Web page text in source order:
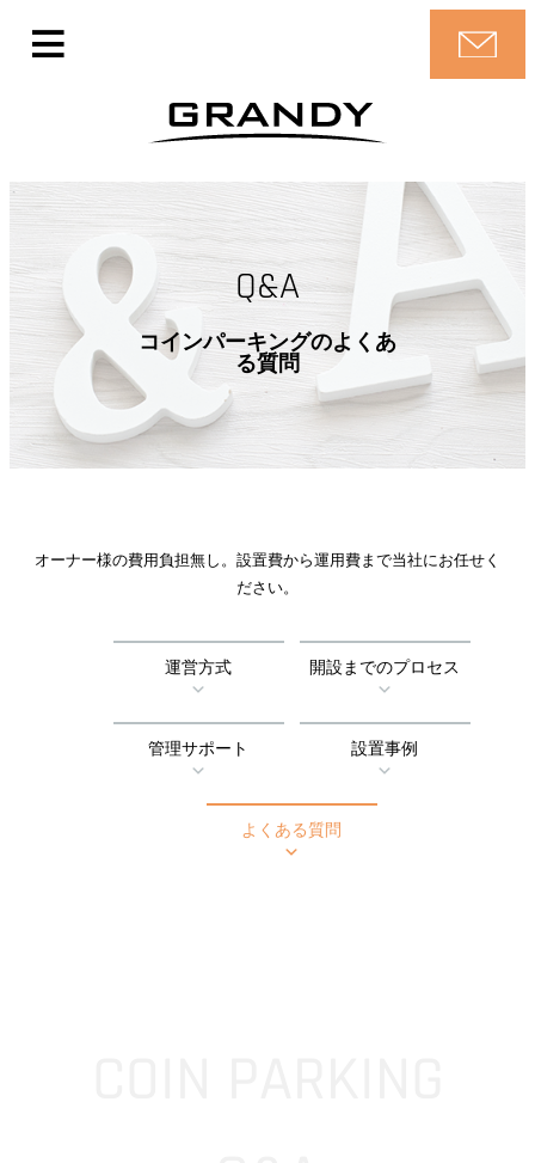
Q&A
コインパーキングのよくあ
る質問
オーナー様の費用負担無し。設置費から運用費まで当社にお任せく
ださい。
運営方式 開設までのプロセス
管理サポート 設置事例
よくある質問